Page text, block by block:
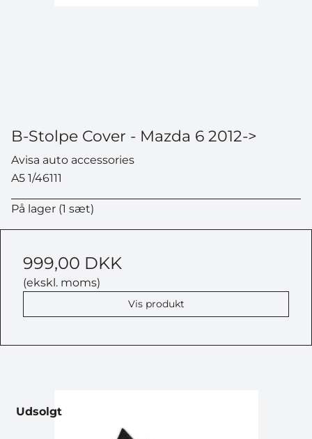
B-Stolpe Cover - Mazda 6 2012->
Avisa auto accessories
A5 1/46111
På lager (1 sæt)
999,00 DKK
(ekskl. moms)
Vis produkt
Udsolgt